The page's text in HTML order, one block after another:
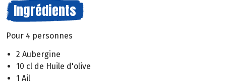
Ingrédients
Pour 4 personnes
2 Aubergine
10 cl de Huile d'olive
1 Ail